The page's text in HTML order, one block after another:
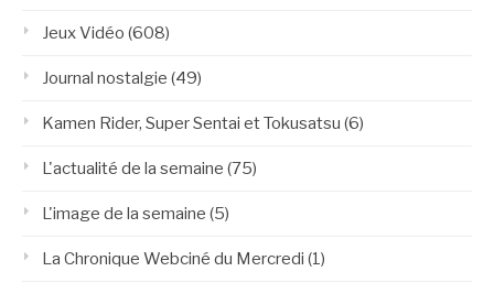
Jeux Vidéo (608)
Journal nostalgie (49)
Kamen Rider, Super Sentai et Tokusatsu (6)
L'actualité de la semaine (75)
L'image de la semaine (5)
La Chronique Webciné du Mercredi (1)